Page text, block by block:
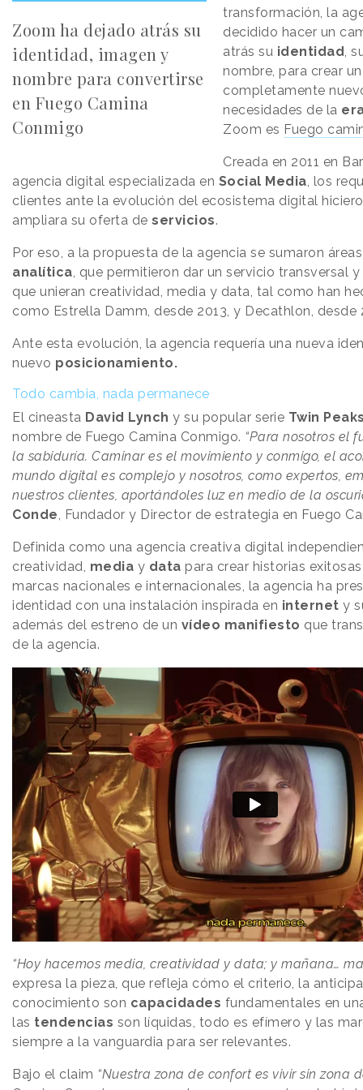
Zoom ha dejado atrás su
identidad, imagen y
nombre para convertirse
en Fuego Camina
Conmigo
transformación, la
decidido hacer un
atrás su identidad,
nombre, para crear
completamente
necesidades de la
Zoom es Fuego
Creada en 2011 en
agencia digital especializada en Social Media, los
clientes ante la evolución del ecosistema digital
ampliara su oferta de servicios.
Por eso, a la propuesta de la agencia se sumaron
analítica, que permitieron dar un servicio transversal
que unieran creatividad, media y data, tal como han
como Estrella Damm, desde 2013, y Decathlon, desde
Ante esta evolución, la agencia requería una nueva
nuevo posicionamiento.
Todo cambia, nada permanece
El cineasta David Lynch y su popular serie Twin
nombre de Fuego Camina Conmigo. “Para nosotros el
la sabiduría. Caminar es el movimiento y conmigo, el
mundo digital es complejo y nosotros, como expertos,
nuestros clientes, aportándoles luz en medio de la
Conde, Fundador y Director de estrategia en Fuego
Definida como una agencia creativa digital
creatividad, media y data para crear historias
marcas nacionales e internacionales, la agencia ha
identidad con una instalación inspirada en internet y
además del estreno de un vídeo manifiesto que
de la agencia.
“Hoy hacemos media, creatividad y data; y mañana…
expresa la pieza, que refleja cómo el criterio, la
conocimiento son capacidades fundamentales en
las tendencias son líquidas, todo es efímero y las
siempre a la vanguardia para ser relevantes.
Bajo el claim “Nuestra zona de confort es vivir sin zona